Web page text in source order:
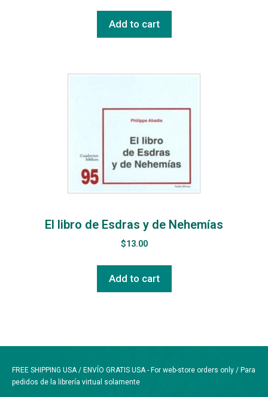
Add to cart
El libro de Esdras y de Nehemías
$13.00
Add to cart
FREE SHIPPING USA / ENVÍO GRATIS USA - For web-store orders only / Para
pedidos de la librería virtual solamente